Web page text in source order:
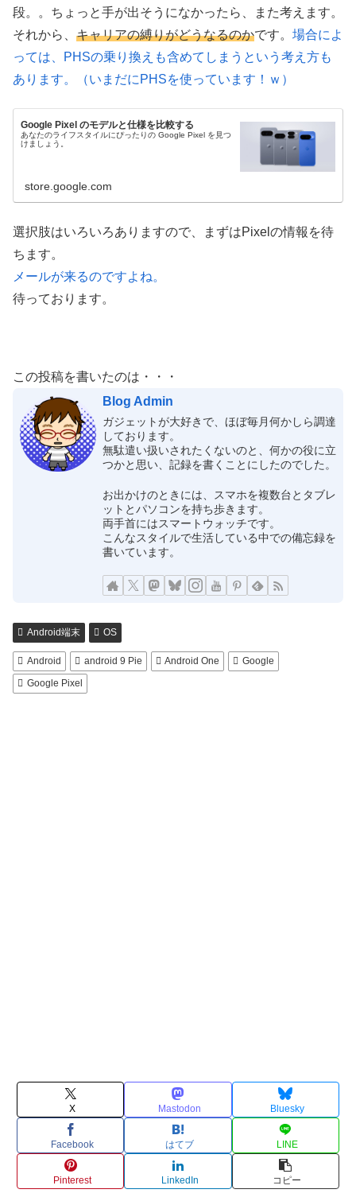
段。。ちょっと手が出そうになかったら、また考えます。
それから、 キャリアの縛りがどうなるのかです。 場合によ
っては、PHSの乗り換えも含めてしまうという考え方も
あります。（いまだにPHSを使っています！ｗ）
Google Pixel のモデルと仕様を比較する
あなたのライフスタイルにぴったりの Google Pixel を見つ
けましょう。
store.google.com
選択肢はいろいろありますので、まずはPixelの情報を待
ちます。
メールが来るのですよね。
待っております。
この投稿を書いたのは・・・
Blog Admin
ガジェットが大好きで、ほぼ毎月何かしら調達
しております。
無駄遣い扱いされたくないのと、何かの役に立
つかと思い、記録を書くことにしたのでした。
お出かけのときには、スマホを複数台とタブレ
ットとパソコンを持ち歩きます。
両手首にはスマートウォッチです。
こんなスタイルで生活している中での備忘録を
書いています。
Android端末 OS
Android android 9 Pie Android One
Google
Google Pixel
X Mastodon Bluesky
Facebook はてブ LINE
Pinterest LinkedIn コピー